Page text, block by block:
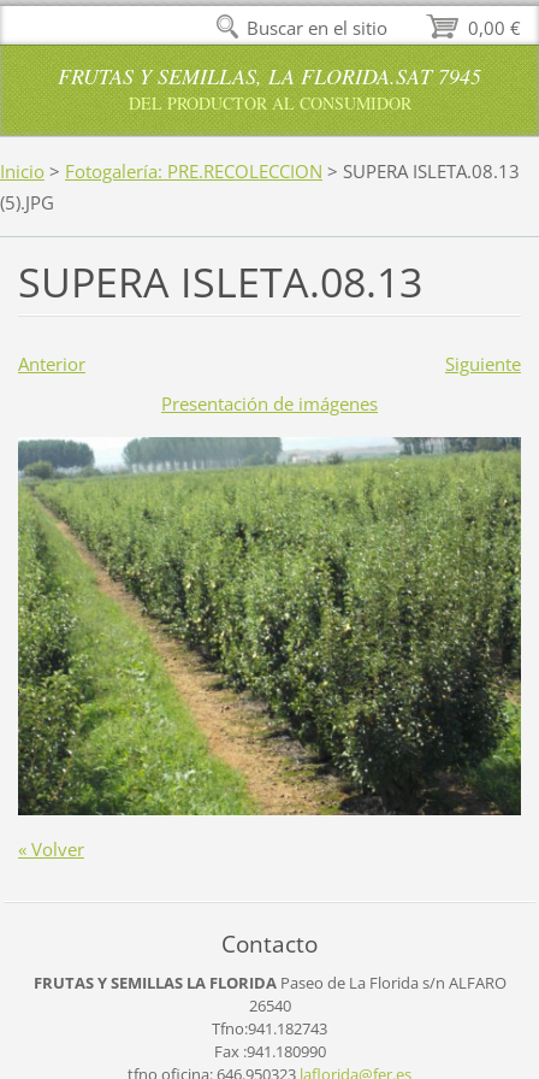
FRUTAS Y SEMILLAS, LA FLORIDA.SAT 7945
DEL PRODUCTOR AL CONSUMIDOR
Inicio > Fotogalería: PRE.RECOLECCION > SUPERA ISLETA.08.13
(5).JPG
SUPERA ISLETA.08.13
Anterior
Siguiente
Presentación de imágenes
« Volver
Contacto
FRUTAS Y SEMILLAS LA FLORIDA Paseo de La Florida s/n ALFARO
26540
Tfno:941.182743
Fax :941.180990
tfno oficina: 646.950323 laflorida@fer.es
0,00 €
Buscar en el sitio